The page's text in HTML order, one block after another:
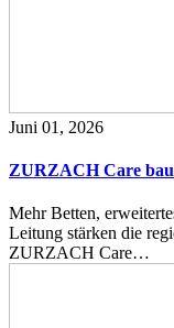
Juni 01, 2026
ZURZACH Care
Mehr Betten,
Leitung stärken die
ZURZACH Care…